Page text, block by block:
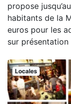
propose
habitants de la
euros pour les
sur présentation
Locales